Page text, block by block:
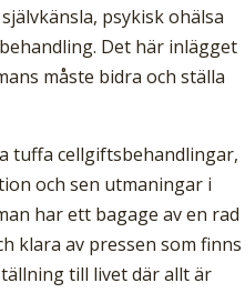
psykisk ohälsa
Det här inlägget
måste bidra och ställa
tuffa cellgiftsbehandlingar,
och sen utmaningar i
har ett bagage av en rad
klara av pressen som finns
till livet där allt är